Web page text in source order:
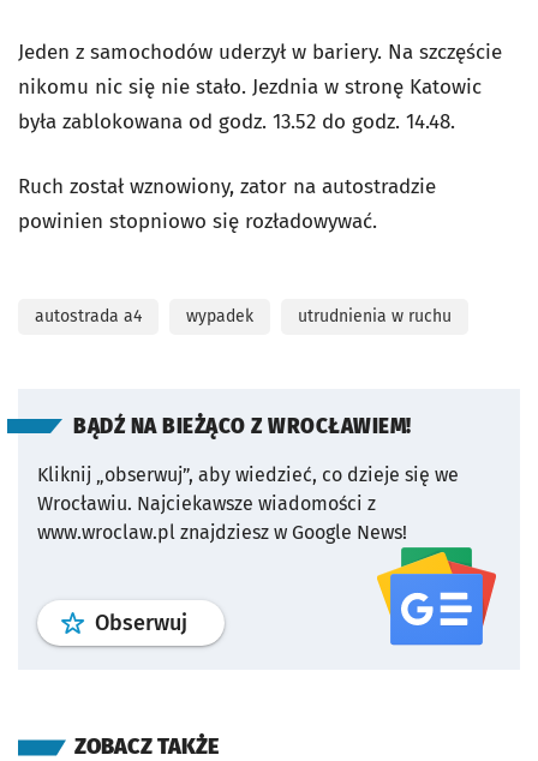
Jeden z samochodów uderzył w bariery. Na szczęście
nikomu nic się nie stało. Jezdnia w stronę Katowic
była zablokowana od godz. 13.52 do godz. 14.48.
Ruch został wznowiony, zator na autostradzie
powinien stopniowo się rozładowywać.
autostrada a4 wypadek utrudnienia w ruchu
BĄDŹ NA BIEŻĄCO Z WROCŁAWIEM!
Kliknij „obserwuj”, aby wiedzieć, co dzieje się we
Wrocławiu. Najciekawsze wiadomości z
www.wroclaw.pl znajdziesz w Google News!
Obserwuj profil serwisu
ZOBACZ TAKŻE